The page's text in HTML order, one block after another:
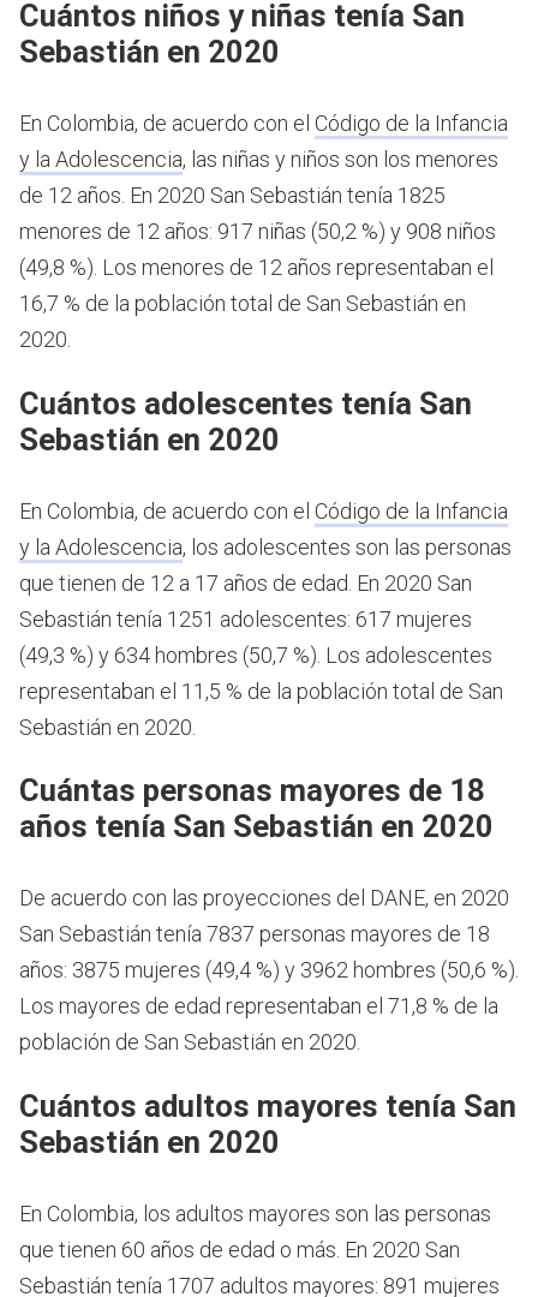
Cuántos niños y niñas tenía San
Sebastián en 2020
En Colombia, de acuerdo con el Código de la Infancia
y la Adolescencia, las niñas y niños son los menores
de 12 años. En 2020 San Sebastián tenía 1825
menores de 12 años: 917 niñas (50,2 %) y 908 niños
(49,8 %). Los menores de 12 años representaban el
16,7 % de la población total de San Sebastián en
2020.
Cuántos adolescentes tenía San
Sebastián en 2020
En Colombia, de acuerdo con el Código de la Infancia
y la Adolescencia, los adolescentes son las personas
que tienen de 12 a 17 años de edad. En 2020 San
Sebastián tenía 1251 adolescentes: 617 mujeres
(49,3 %) y 634 hombres (50,7 %). Los adolescentes
representaban el 11,5 % de la población total de San
Sebastián en 2020.
Cuántas personas mayores de 18
años tenía San Sebastián en 2020
De acuerdo con las proyecciones del DANE, en 2020
San Sebastián tenía 7837 personas mayores de 18
años: 3875 mujeres (49,4 %) y 3962 hombres (50,6 %).
Los mayores de edad representaban el 71,8 % de la
población de San Sebastián en 2020.
Cuántos adultos mayores tenía San
Sebastián en 2020
En Colombia, los adultos mayores son las personas
que tienen 60 años de edad o más. En 2020 San
Sebastián tenía 1707 adultos mayores: 891 mujeres